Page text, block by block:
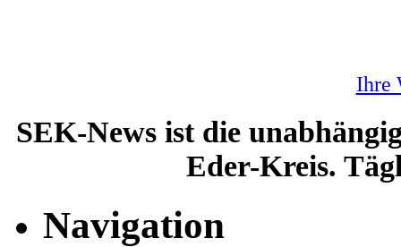
Ihre
SEK-News ist die
Eder-Kreis.
Navigation